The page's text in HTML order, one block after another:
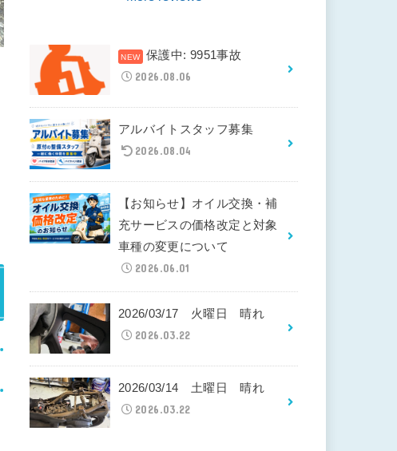
保護中: 9951事故
2026.08.06
アルバイトスタッフ募集
2026.08.04
【お知らせ】オイル交換・補
充サービスの価格改定と対象
車種の変更について
2026.06.01
2026/03/17 火曜日 晴れ
2026.03.22
2026/03/14 土曜日 晴れ
2026.03.22